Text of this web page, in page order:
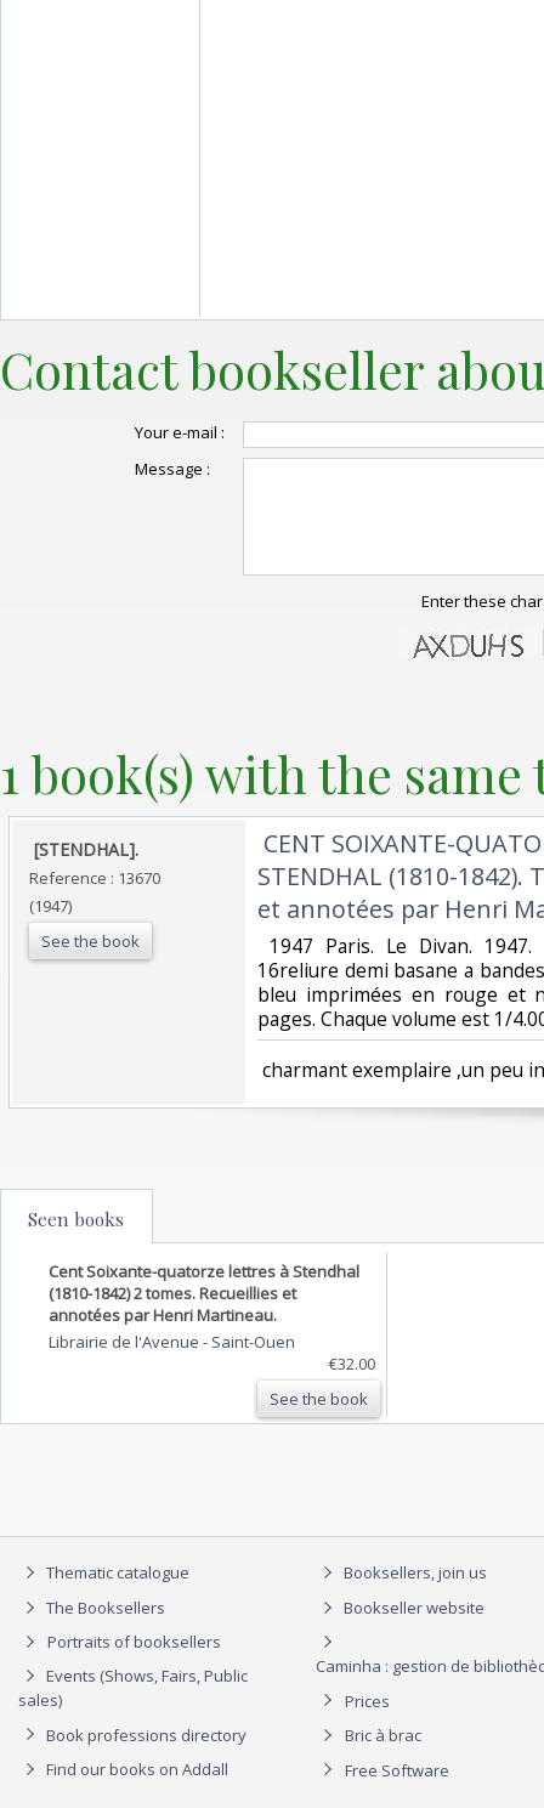
Contact bookseller
Your e-mail :
Message :
Enter these
1 book(s) with the
‎ [STENDHAL].‎
Reference : 13670
(1947)
See the book
CENT SOIXANTE-
STENDHAL (1810-1842).
et annotées par Henri
1947 Paris. Le Divan.
16reliure demi basane a
bleu imprimées en rouge et
pages. Chaque volume est 1/
charmant exemplaire ,un peu
Seen books
Cent Soixante-quatorze lettres à Stendhal
(1810-1842) 2 tomes. Recueillies et
annotées par Henri Martineau.
Librairie de l'Avenue - Saint-Ouen
€32.00
See the book
Thematic catalogue
The Booksellers
Portraits of booksellers
Events (Shows, Fairs, Public
sales)
Book professions directory
Find our books on Addall
Booksellers, join us
Bookseller website
Caminha : gestion de
Prices
Bric à brac
Free Software